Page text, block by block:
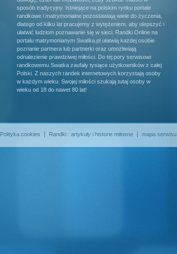
sposób tradycyjny. Istniejące na polskim rynku portale
randkowe i matrymonialne pozostawiają wiele do życzenia,
dlatego od kilku lat pracujemy z wytężeniem, aby ulepszyć i
ułatwić ludziom poznawanie się w sieci. Randki Online na
portalu matrymonianym Swatka.pl ułatwią każdej osobie
poznanie partnera lub partnerki oraz umożliwiają
odnalezienie prawdziwej miłości. Do tej pory serwisowi
randkowemu Swatka zaufały tysiące użytkowników z całej
Polski. Z naszych randek internetowych korzystają osoby
w każdym wieku. Swojej miłości szukają tutaj osoby w
wieku od 18 do nawet 80 lat!
Polityka cookies Randki : artykuły i historie miłosne mapa serwisu